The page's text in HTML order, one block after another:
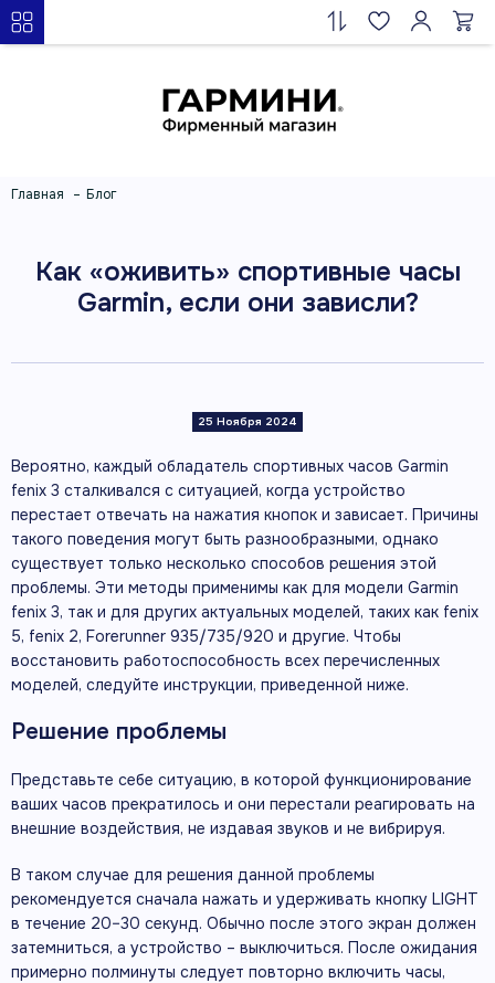
Главная Блог
Как «оживить» спортивные часы
Garmin, если они зависли?
25 Ноября 2024
Вероятно, каждый обладатель спортивных часов Garmin
fenix 3 сталкивался с ситуацией, когда устройство
перестает отвечать на нажатия кнопок и зависает. Причины
такого поведения могут быть разнообразными, однако
существует только несколько способов решения этой
проблемы. Эти методы применимы как для модели Garmin
fenix 3, так и для других актуальных моделей, таких как fenix
5, fenix 2, Forerunner 935/735/920 и другие. Чтобы
восстановить работоспособность всех перечисленных
моделей, следуйте инструкции, приведенной ниже.
Решение проблемы
Представьте себе ситуацию, в которой функционирование
ваших часов прекратилось и они перестали реагировать на
внешние воздействия, не издавая звуков и не вибрируя.
В таком случае для решения данной проблемы
рекомендуется сначала нажать и удерживать кнопку LIGHT
в течение 20–30 секунд. Обычно после этого экран должен
затемниться, а устройство – выключиться. После ожидания
примерно полминуты следует повторно включить часы,